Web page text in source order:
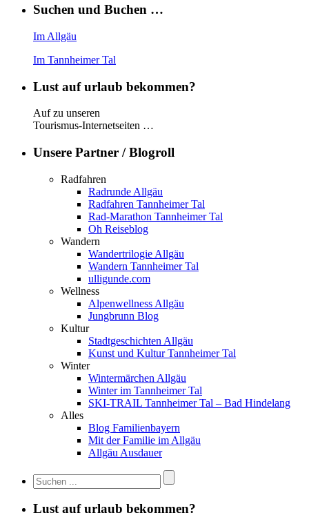
Suchen und Buchen …
Im Allgäu
Im Tannheimer Tal
Lust auf urlaub bekommen?
Auf zu unseren
Tourismus-Internetseiten …
Unsere Partner / Blogroll
Radfahren
Radrunde Allgäu
Radfahren Tannheimer Tal
Rad-Marathon Tannheimer Tal
Oh Reiseblog
Wandern
Wandertrilogie Allgäu
Wandern Tannheimer Tal
ulligunde.com
Wellness
Alpenwellness Allgäu
Jungbrunn Blog
Kultur
Stadtgeschichten Allgäu
Kunst und Kultur Tannheimer Tal
Winter
Wintermärchen Allgäu
Winter im Tannheimer Tal
SKI-TRAIL Tannheimer Tal – Bad Hindelang
Alles
Blog Familienbayern
Mit der Familie im Allgäu
Allgäu Ausdauer
Lust auf urlaub bekommen?